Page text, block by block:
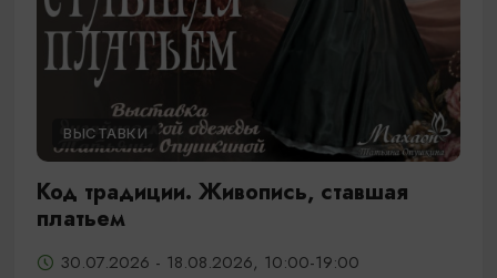
ВЫСТАВКИ
Код традиции. Живопись, ставшая
платьем
30.07.2026 - 18.08.2026, 10:00-19:00